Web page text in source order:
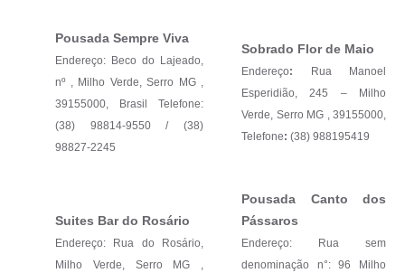
Pousada Sempre Viva
Endereço: Beco do Lajeado,
nº , Milho Verde, Serro MG ,
39155000, Brasil Telefone:
(38) 98814-9550 / (38)
98827-2245
Sobrado Flor de Maio
Endereço:
Rua Manoel
Esperidião, 245 – Milho
Verde, Serro MG , 39155000,
Telefone: (38) 988195419
Suites Bar do Rosário
Endereço: Rua do Rosário,
Milho Verde, Serro MG ,
Pousada Canto dos
Pássaros
Endereço: Rua sem
denominação n°: 96 Milho